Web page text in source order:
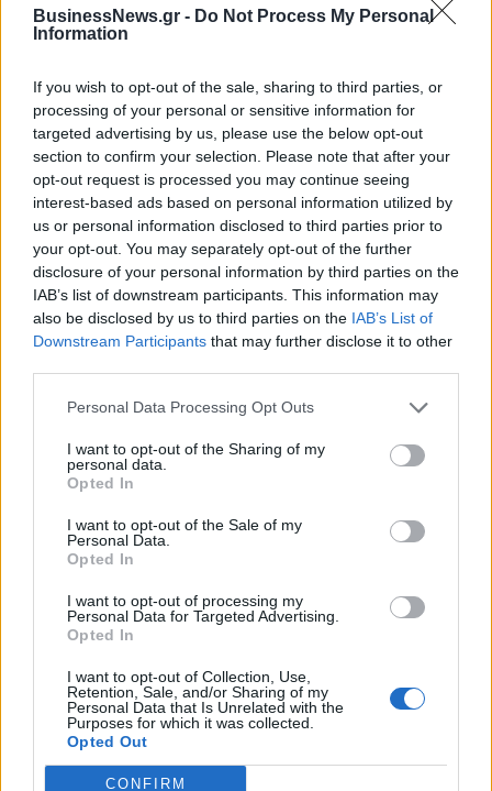
BusinessNews.gr - Do Not Process My Personal
Information
If you wish to opt-out of the sale, sharing to third parties, or
processing of your personal or sensitive information for
targeted advertising by us, please use the below opt-out
section to confirm your selection. Please note that after your
opt-out request is processed you may continue seeing
interest-based ads based on personal information utilized by
us or personal information disclosed to third parties prior to
your opt-out. You may separately opt-out of the further
disclosure of your personal information by third parties on the
IAB’s list of downstream participants. This information may
also be disclosed by us to third parties on the IAB’s List of
Downstream Participants that may further disclose it to other
Personal Data Processing Opt Outs
I want to opt-out of the Sharing of my
personal data.
Opted In
I want to opt-out of the Sale of my
Personal Data.
Opted In
I want to opt-out of processing my
Personal Data for Targeted Advertising.
Opted In
I want to opt-out of Collection, Use,
Retention, Sale, and/or Sharing of my
Personal Data that Is Unrelated with the
Purposes for which it was collected.
Opted Out
CONFIRM
ΔΗΜΟΦΙΛΗ
Έρευνα ΕΟΤ: Η Ελλάδα στις κορυφαίες επιλογές
των Ευρωπαίων ταξιδιωτών
07/08/2026 - 10:56 ΤΟΥΡΙΣΜΟΣ
Υψηλός κίνδυνος πυρκαγιάς σήμερα σε Αττική,
Κρήτη, Πελοπόννησο, Εύβοια και νησιά του Αιγαίου
ΕΛΛΑΔΑ
Χρ. Δήμας: «Προχωρούν τα έργα σε όλο το μήκος
του ΒΟΑΚ»
07/08/2026 - 09:50 ΠΟΛΙΤΙΚΗ
Πειραιάς: Κορυφώνεται η έξοδος των αδειούχων
του Αυγούστου
Χρηματιστήριο: Στις 2.618,95 μονάδες ο Γενικός
Δείκτης Τιμών, με άνοδο 0,40%
07/08/2026 - 13:07 ΟΙΚΟΝΟΜΙΑ
DIRECTION BUSINESS NETWORK